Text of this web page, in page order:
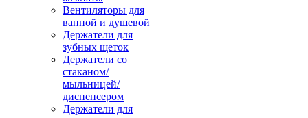
Вентиляторы для
ванной и душевой
Держатели для
зубных щеток
Держатели со
стаканом/
мыльницей/
диспенсером
Держатели для